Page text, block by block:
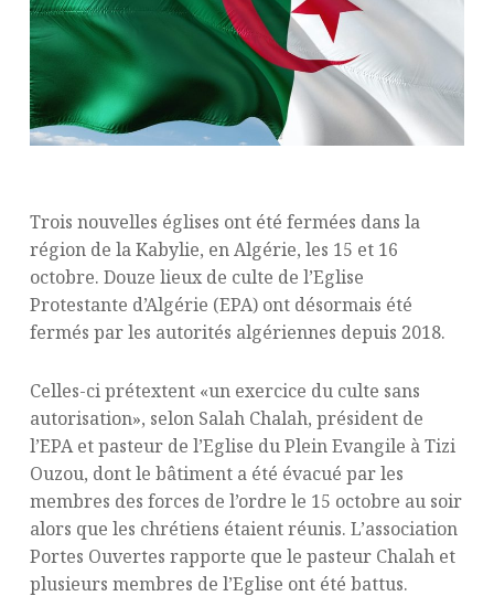
Trois nouvelles églises ont été fermées dans la
région de la Kabylie, en Algérie, les 15 et 16
octobre. Douze lieux de culte de l’Eglise
Protestante d’Algérie (EPA) ont désormais été
fermés par les autorités algériennes depuis 2018.
Celles-ci prétextent «un exercice du culte sans
autorisation», selon Salah Chalah, président de
l’EPA et pasteur de l’Eglise du Plein Evangile à Tizi
Ouzou, dont le bâtiment a été évacué par les
membres des forces de l’ordre le 15 octobre au soir
alors que les chrétiens étaient réunis. L’association
Portes Ouvertes rapporte que le pasteur Chalah et
plusieurs membres de l’Eglise ont été battus.